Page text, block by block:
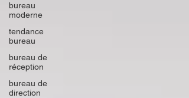
bureau
moderne
tendance
bureau
bureau de
réception
bureau de
direction